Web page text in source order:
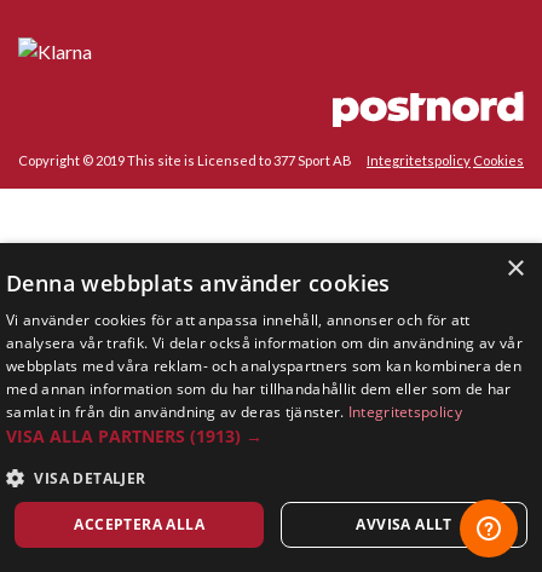
Copyright © 2019 This site is Licensed to 377 Sport AB Integritetspolicy Cookies
×
Denna webbplats använder cookies
Vi använder cookies för att anpassa innehåll, annonser och för att
analysera vår trafik. Vi delar också information om din användning av vår
webbplats med våra reklam- och analyspartners som kan kombinera den
med annan information som du har tillhandahållit dem eller som de har
samlat in från din användning av deras tjänster. Integritetspolicy
VISA ALLA PARTNERS (1913) →
VISA DETALJER
ACCEPTERA ALLA AVVISA ALLT